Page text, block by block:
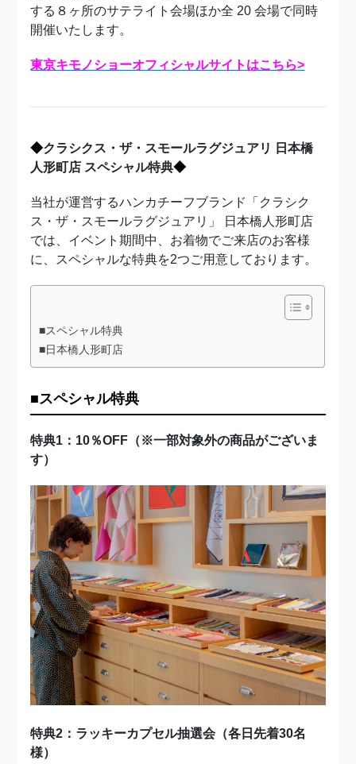
する８ヶ所のサテライト会場ほか全 20 会場で同時
開催いたします。
東京キモノショーオフィシャルサイトはこちら>
◆クラシクス・ザ・スモールラグジュアリ 日本橋
人形町店 スペシャル特典◆
当社が運営するハンカチーフブランド「クラシク
ス・ザ・スモールラグジュアリ」 日本橋人形町店
では、イベント期間中、お着物でご来店のお客様
に、スペシャルな特典を2つご用意しております。
■スペシャル特典
■日本橋人形町店
■スペシャル特典
特典1：10％OFF（※一部対象外の商品がございま
す）
特典2：ラッキーカプセル抽選会（各日先着30名
様）